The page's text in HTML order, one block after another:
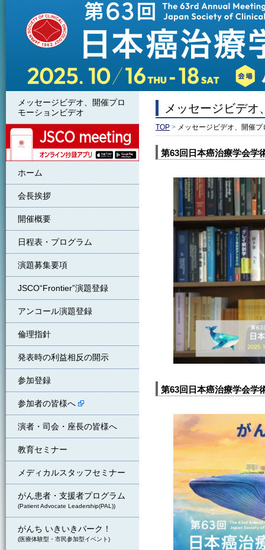
メッセージビデオ
TOP > メッセージビデオ、開催
第63回日本癌治療学会
第63回日本癌治療学会
メッセージビデオ、開催プロ
モーションビデオ
JSCO meeting
ホーム
会長挨拶
開催概要
日程表・プログラム
演題募集要項
JSCO“Frontier”演題登録
アンコール演題登録
倫理指針
発表時の利益相反の開示
参加登録
参加者の皆様へ
演者・司会・座長の皆様へ
教育セミナー
メディカルスタッフセミナー
がん患者・支援者プログラム
(Patient Advocate Leadership(PAL))
がんち いきいきパーク！
(医療体験型・市民参加型イベント)